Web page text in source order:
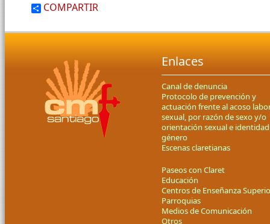
COMPARTIR
Enlaces
Canal de denuncia
Protocolo de prevención y
actuación frente al acoso
sexual, por razón de sexo y/o
orientación sexual e
género
Escenas claretianas
Paseos con Claret
Educación
Centros de Enseñanza
Parroquias
Medios de Comunicación
Otros